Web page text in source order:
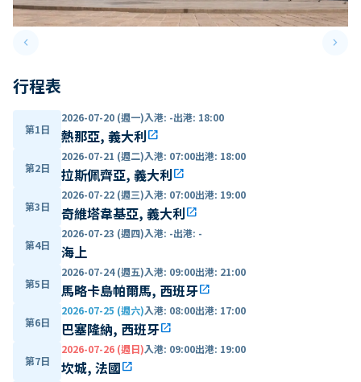
keyboard_arrow_leftPrevious slide keyboard_arrow_right
行程表
第1日
2026-07-20 (週一)入港: -出港: 18:00
熱那亞, 義大利open_in_new
第2日
2026-07-21 (週二)入港: 07:00出港: 18:00
拉斯佩齊亞, 義大利open_in_new
第3日
2026-07-22 (週三)入港: 07:00出港: 19:00
奇維塔韋基亞, 義大利open_in_new
第4日
2026-07-23 (週四)入港: -出港: -
海上
第5日
2026-07-24 (週五)入港: 09:00出港: 21:00
馬略卡島帕爾馬, 西班牙open_in_new
第6日
2026-07-25 (週六)入港: 08:00出港: 17:00
巴塞隆納, 西班牙open_in_new
第7日
2026-07-26 (週日)入港: 09:00出港: 19:00
坎城, 法國open_in_new